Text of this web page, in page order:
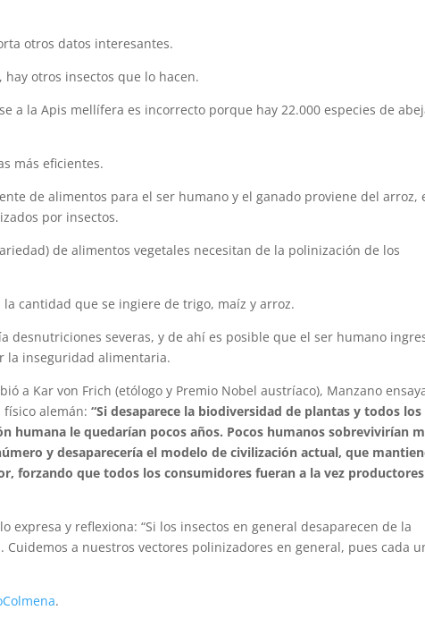
otros datos interesantes.
otros insectos que lo hacen.
a la Apis mellífera es incorrecto porque hay 22.000 especies de
más eficientes.
de alimentos para el ser humano y el ganado proviene del arroz,
por insectos.
de alimentos vegetales necesitan de la polinización de los
cantidad que se ingiere de trigo, maíz y arroz.
desnutriciones severas, y de ahí es posible que el ser humano
la inseguridad alimentaria.
a Kar von Frich (etólogo y Premio Nobel austríaco), Manzano
físico alemán:“Si desaparece la biodiversidad de plantas y todos los
humana le quedarían pocos años. Pocos humanos sobrevivirían
y desaparecería el modelo de civilización actual, que
forzando que todos los consumidores fueran a la vez productores
expresa y reflexiona: “Si los insectos en general desaparecen de la
a nuestros vectores polinizadores en general, pues cada
.